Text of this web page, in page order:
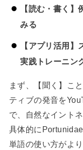
【読む・書く
みる
【アプリ活用
実践トレーニン
まず、【聞く】こ
ティブの発音を
で、自然なイント
具体的に
単語の使い方がよ